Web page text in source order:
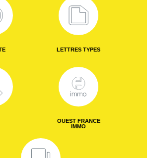
LETTRES TYPES
OUEST FRANCE
IMMO